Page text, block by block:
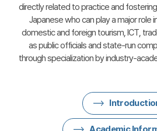
directly related to practice and
Japanese who can play a major role
domestic and foreign tourism, ICT,
as public officials and state-run
through specialization by industry-